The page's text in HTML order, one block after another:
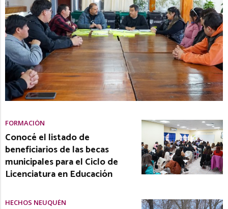
FORMACIÓN
Conocé el listado de
beneficiarios de las becas
municipales para el Ciclo de
Licenciatura en Educación
HECHOS NEUQUÉN